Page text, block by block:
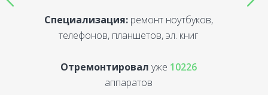
Специализация:ремонт ноутбуков,
телефонов, планшетов, эл. книг
Отремонтировал уже 10226
аппаратов